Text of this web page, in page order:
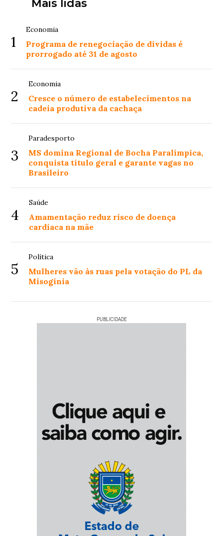
Mais lidas
1
Economia
Programa de renegociação de dívidas é
prorrogado até 31 de agosto
2
Economia
Cresce o número de estabelecimentos na
cadeia produtiva da cachaça
3
Paradesporto
MS domina Regional de Bocha Paralímpica,
conquista título geral e garante vagas no
Brasileiro
4
Saúde
Amamentação reduz risco de doença
cardíaca na mãe
5
Política
Mulheres vão às ruas pela votação do PL da
Misoginia
PUBLICIDADE